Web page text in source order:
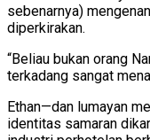
sebenarnya)
diperkirakan.
“Beliau bukan orang
terkadang sangat
Ethan—dan lumayan
identitas samaran